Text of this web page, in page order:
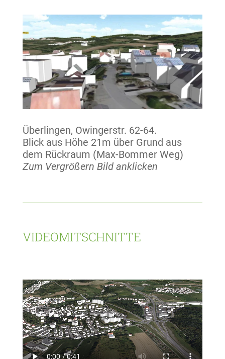
Überlingen, Owingerstr. 62-64.
Blick aus Höhe 21m über Grund aus
dem Rückraum (Max-Bommer Weg)
Zum Vergrößern Bild anklicken
VIDEOMITSCHNITTE